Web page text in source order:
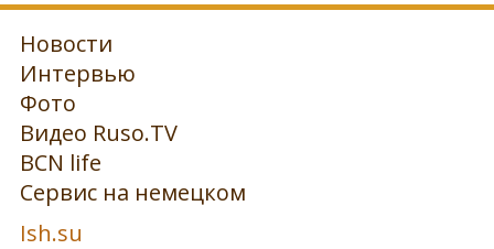
Новости
Интервью
Фото
Видео Ruso.TV
BCN life
Сервис на немецком
Ish.su